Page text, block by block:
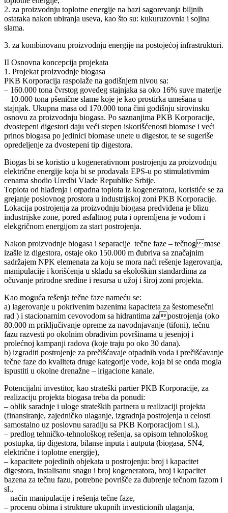
2. za proizvodnju toplotne energije na bazi sagorevanja biljnih
ostataka nakon ubiranja useva, kao što su: kukuruzovnia i sojina
slama.
3. za kombinovanu proizvodnju energije na postojećoj infrastrukturi.
II Osnovna koncepcija projekata
1. Projekat proizvodnje biogasa
PKB Korporacija raspolaže na godišnjem nivou sa:
– 160.000 tona čvrstog goveđeg stajnjaka sa oko 16% suve materije
– 10.000 tona pšenične slame koje je kao prostirka umešana u
stajnjak. Ukupna masa od 170.000 tona čini godišnju sirovinsku
osnovu za proizvodnju biogasa. Po saznanjima PKB Korporacije,
dvostepeni digestori daju veći stepen iskorišćenosti biomase i veći
prinos biogasa po jedinici biomase unete u digestor, te se sugeriše
opredeljenje za dvostepeni tip digestora.
Biogas bi se koristio u kogenerativnom postrojenju za proizvodnju
električne energije koja bi se prodavala EPS-u po stimulativmim
cenama shodio Uredbi Vlade Republike Srbije.
Toplota od hlađenja i otpadna toplota iz kogeneratora, koristiće se za
grejanje poslovnog prostora u industrijskoj zoni PKB Korporacije.
Lokacija postrojenja za proizvodnju biogasa predviđena je blizu
industrijske zone, pored asfaltnog puta i opremljena je vodom i
elekgričnom energijom za start postrojenja.
Nakon proizvodnje biogasa i separacije tečne faze – tečnogmase
izašle iz digestora, ostaje oko 150.000 m đubriva sa značajnim
sadržajem NPK elemenata za koju se mora naći rešenje lagerovanja,
manipulacije i korišćenja u skladu sa ekološkim standardima za
očuvanje prirodne sredine i resursa u užoj i široj zoni projekta.
Kao moguća rešenja tečne faze nameću se:
a) lagerovanje u pokrivenim bazenima kapaciteta za šestomesečni
rad ) i stacionarnim cevovodom sa hidrantima zapostrojenja (oko
80.000 m priključivanje opreme za navodnjavanje (tifoni), tečnu
fazu razvesti po okolnim obradivim površinama u jesenjoj i
prolećnoj kampanji radova (koje traju po oko 30 dana).
b) izgraditi postrojenje za prečišćavaje otpadnih voda i prečišćavanje
tečne faze do kvaliteta druge kategorije vode, koja bi se onda mogla
ispustiti u okolne drenažne – irigacione kanale.
Potencijalni investitor, kao strateški partier PKB Korporacije, za
realizaciju projekta biogasa treba da ponudi:
– oblik saradnje i uloge strateških partnera u realizaciji projekta
(finansiranje, zajedničko ulaganje, izgradnja postrojenja u celosti
samostalno uz poslovnu saradlju sa PKB Korporacijom i sl.),
– predlog tehničko-tehnološkog rešenja, sa opisom tehnološkog
postupka, tip digestora, bilanse inputa i autputa (biogasa, SN4,
električne i toplotne energije),
– kapacitete pojedinih objekata u postrojenju: broj i kapacitet
digestora, instalisanu snagu i broj kogeneratora, broj i kapacitet
bazena za tečnu fazu, potrebne povrišče za đubrenje tečnom fazom i
sl.,
– način manipulacije i rešenja tečne faze,
– procenu obima i strukture ukupnih investicionih ulaganja,